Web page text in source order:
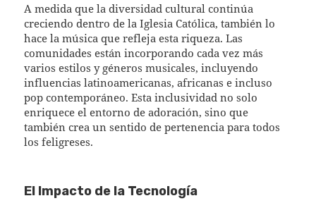
A medida que la diversidad cultural continúa
creciendo dentro de la Iglesia Católica, también lo
hace la música que refleja esta riqueza. Las
comunidades están incorporando cada vez más
varios estilos y géneros musicales, incluyendo
influencias latinoamericanas, africanas e incluso
pop contemporáneo. Esta inclusividad no solo
enriquece el entorno de adoración, sino que
también crea un sentido de pertenencia para todos
los feligreses.
El Impacto de la Tecnología